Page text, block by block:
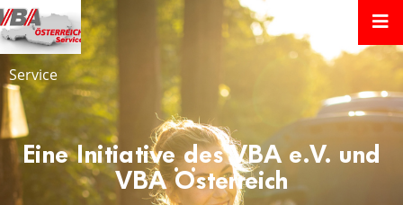
Service
Eine Initiative des VBA e.V. und
VBA Österreich